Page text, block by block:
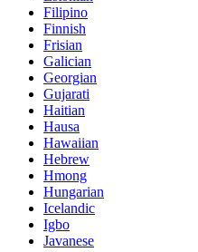
Filipino
Finnish
Frisian
Galician
Georgian
Gujarati
Haitian
Hausa
Hawaiian
Hebrew
Hmong
Hungarian
Icelandic
Igbo
Javanese